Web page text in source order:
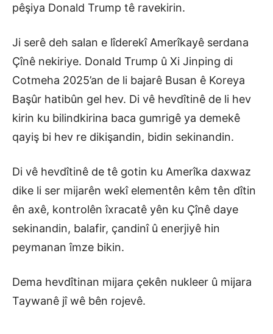
pêşiya Donald Trump tê ravekirin.
Ji serê deh salan e lîderekî Amerîkayê serdana
Çînê nekiriye. Donald Trump û Xi Jinping di
Cotmeha 2025’an de li bajarê Busan ê Koreya
Başûr hatibûn gel hev. Di vê hevdîtinê de li hev
kirin ku bilindkirina baca gumrigê ya demekê
qayiş bi hev re dikişandin, bidin sekinandin.
Di vê hevdîtinê de tê gotin ku Amerîka daxwaz
dike li ser mijarên wekî elementên kêm tên dîtin
ên axê, kontrolên îxracatê yên ku Çînê daye
sekinandin, balafir, çandinî û enerjiyê hin
peymanan îmze bikin.
Dema hevdîtinan mijara çekên nukleer û mijara
Taywanê jî wê bên rojevê.